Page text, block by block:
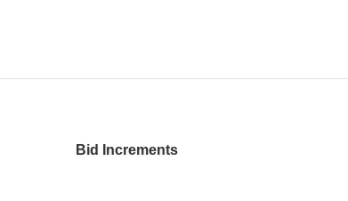
Bid Increments